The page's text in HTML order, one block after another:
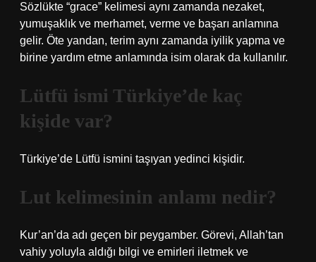
Sözlükte “grace” kelimesi aynı zamanda nezaket,
yumuşaklık ve merhamet, verme ve başarı anlamına
gelir. Öte yandan, terim aynı zamanda iyilik yapma ve
birine yardım etme anlamında isim olarak da kullanılır.
Lütfü ismi Türkiye’de kaç
kişide var?
Türkiye’de Lütfü ismini taşıyan yedinci kişidir.
Lut kelimesinin anlamı nedir?
Kur’an’da adı geçen bir peygamber. Görevi, Allah’tan
vahiy yoluyla aldığı bilgi ve emirleri iletmek ve